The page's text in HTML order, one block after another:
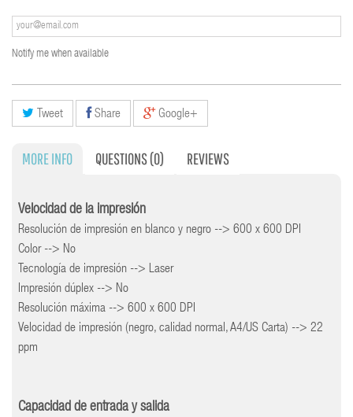
Notify me when available
Tweet Share Google+
MORE INFO QUESTIONS(0) REVIEWS
Velocidad de la impresión
Resolución de impresión en blanco y negro --> 600 x 600 DPI
Color --> No
Tecnología de impresión --> Laser
Impresión dúplex --> No
Resolución máxima --> 600 x 600 DPI
Velocidad de impresión (negro, calidad normal, A4/US Carta) --> 22
ppm
Capacidad de entrada y salida